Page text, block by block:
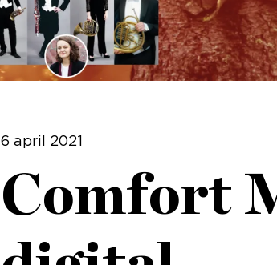
6 april 2021
Comfort